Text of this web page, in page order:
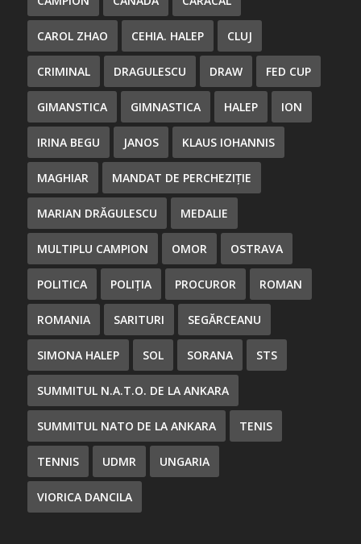
CAROL ZHAO CEHIA. HALEP CLUJ
CRIMINAL DRAGULESCU DRAW FED CUP
GIMANSTICA GIMNASTICA HALEP ION
IRINA BEGU JANOS KLAUS IOHANNIS
MAGHIAR MANDAT DE PERCHEZIȚIE
MARIAN DRĂGULESCU MEDALIE
MULTIPLU CAMPION OMOR OSTRAVA
POLITICA POLIȚIA PROCUROR ROMAN
ROMANIA SARITURI SEGĂRCEANU
SIMONA HALEP SOL SORANA STS
SUMMITUL N.A.T.O. DE LA ANKARA
SUMMITUL NATO DE LA ANKARA TENIS
TENNIS UDMR UNGARIA
VIORICA DANCILA